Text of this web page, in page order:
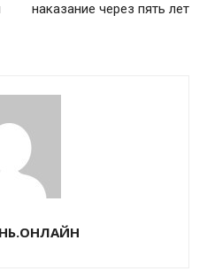
наказание через пять лет